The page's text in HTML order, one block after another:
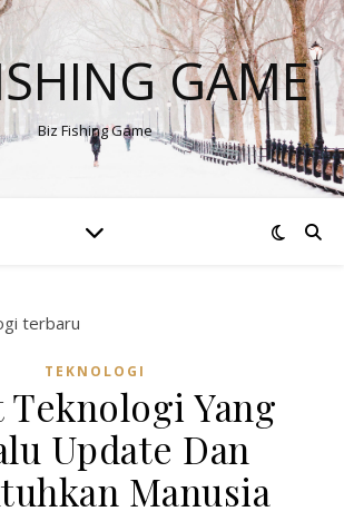
GAME
Biz Fishing Game
TEKNOLOGI
Teknologi Yang
Update Dan
Manusia